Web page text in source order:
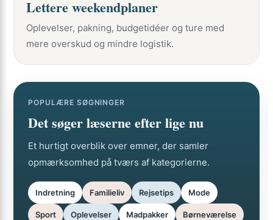
Lettere weekendplaner
Oplevelser, pakning, budgetidéer og ture med
mere overskud og mindre logistik.
POPULÆRE SØGNINGER
Det søger læserne efter lige nu
Et hurtigt overblik over emner, der samler
opmærksomhed på tværs af kategorierne.
Indretning Familieliv Rejsetips Mode
Sport Oplevelser Madpakker Børneværelse